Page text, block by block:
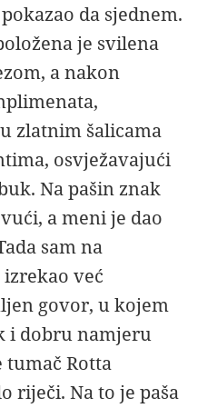
da sjednem.
je svilena
a nakon
zlatnim šalicama
osvježavajući
Na pašin znak
a meni je dao
sam na
već
govor, u kojem
i dobru namjeru
Rotta
riječi. Na to je paša